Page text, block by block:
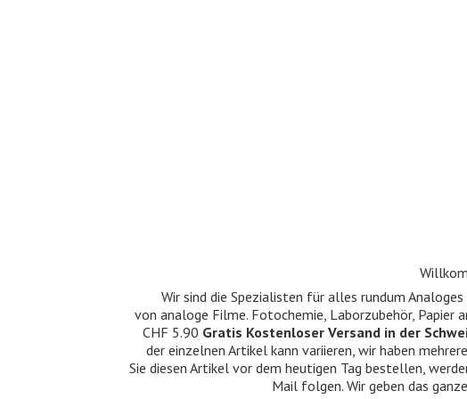
Wir sind die Spezialisten für alles rundum
von analoge Filme. Fotochemie, Laborzubehör, Papier
CHF 5.90 Gratis Kostenloser Versand in der
der einzelnen Artikel kann variieren, wir haben
Sie diesen Artikel vor dem heutigen Tag bestellen,
Mail folgen. Wir geben das